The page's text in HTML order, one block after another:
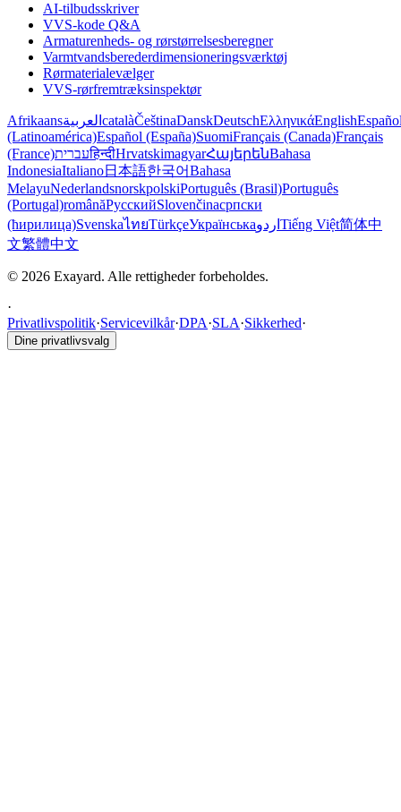
AI-tilbudsskriver
VVS-kode Q&A
Armaturenheds- og rørstørrelsesberegner
Varmtvandsberederdimensioneringsværktøj
Rørmaterialevælger
VVS-rørfremtræksinspektør
Afrikaansالعربية catalàČeštinaDanskDeutschΕλληνικάEnglish
(Latinoamérica)Español (España)SuomiFrançais (Canada)Français
(France)עבריתहिन्दीHrvatskimagyarՀայերենBahasa
IndonesiaItaliano日本語한국어Bahasa
MelayuNederlandsnorskpolskiPortuguês (Brasil)Português
(Portugal)românăРусскийSlovenčinaсрпски
(ћирилица)SvenskaไทยTürkçeУкраїнськаاردو Tiếng Việt简体中
文繁體中文
© 2026 Exayard. Alle rettigheder forbeholdes.
·
Privatlivspolitik·Servicevilkår·DPA·SLA·Sikkerhed·
Dine privatlivsvalg